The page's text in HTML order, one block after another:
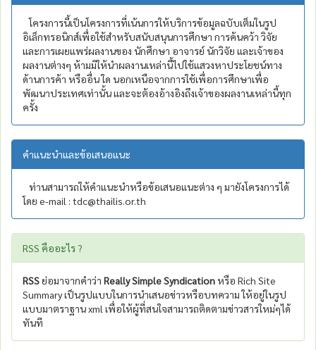
โครงการนี้เป็นโครงการที่เน้นการให้บริการข้อมูลฉบับเต็มในรูป
อิเล็กทรอนิกส์เพื่อใช้สำหรับสนับสนุนการศึกษา การค้นคว้า วิจัย
และการเผยแพร่ผลงานของ นักศึกษา อาจารย์ นักวิจัย และเจ้าของ
ผลงานต่างๆ ห้ามมิให้นำผลงานเหล่านี้ไปใช้แสวงหาประโยชน์ทาง
ด้านการค้า หรืออื่น ใด นอกเหนือจากการใช้เพื่อการศึกษาเพื่อ
พัฒนาประเทศเท่านั้น และจะต้องอ้างอิงถึงเจ้าของผลงานเหล่านี้ทุก
ครั้ง
คำแนะนำและข้อเสนอแนะ
ท่านสามารถให้คำแนะนำหรือข้อเสนอแนะต่าง ๆ มายังโครงการได้
โดย e-mail : tdc@thailis.or.th
RSS คืออะไร ?
RSSย่อมาจากคำว่า Really Simple Syndicationหรือ Rich Site
Summary เป็นรูปแบบในการนำเสนอข่าวหรือบทความ ให้อยู่ในรูป
แบบมาตราฐาน xml เพื่อให้ผู้ที่สนใจสามารถติดตามข่าวสารใหม่ๆได้
ทันที